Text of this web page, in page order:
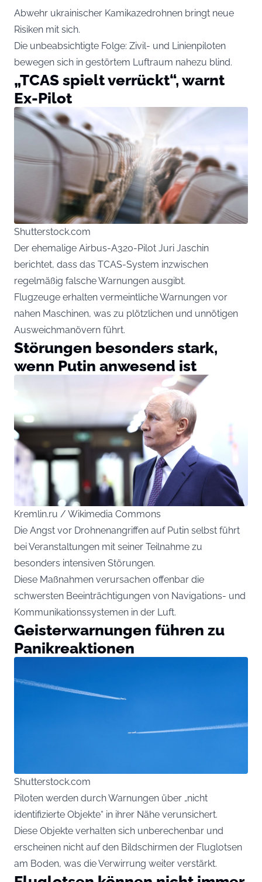
Abwehr ukrainischer Kamikazedrohnen bringt neue
Risiken mit sich.
Die unbeabsichtigte Folge: Zivil- und Linienpiloten
bewegen sich in gestörtem Luftraum nahezu blind.
„TCAS spielt verrückt“, warnt
Ex-Pilot
Shutterstock.com
Der ehemalige Airbus-A320-Pilot Juri Jaschin
berichtet, dass das TCAS-System inzwischen
regelmäßig falsche Warnungen ausgibt.
Flugzeuge erhalten vermeintliche Warnungen vor
nahen Maschinen, was zu plötzlichen und unnötigen
Ausweichmanövern führt.
Störungen besonders stark,
wenn Putin anwesend ist
Kremlin.ru / Wikimedia Commons
Die Angst vor Drohnenangriffen auf Putin selbst führt
bei Veranstaltungen mit seiner Teilnahme zu
besonders intensiven Störungen.
Diese Maßnahmen verursachen offenbar die
schwersten Beeinträchtigungen von Navigations- und
Kommunikationssystemen in der Luft.
Geisterwarnungen führen zu
Panikreaktionen
Shutterstock.com
Piloten werden durch Warnungen über „nicht
identifizierte Objekte“ in ihrer Nähe verunsichert.
Diese Objekte verhalten sich unberechenbar und
erscheinen nicht auf den Bildschirmen der Fluglotsen
am Boden, was die Verwirrung weiter verstärkt.